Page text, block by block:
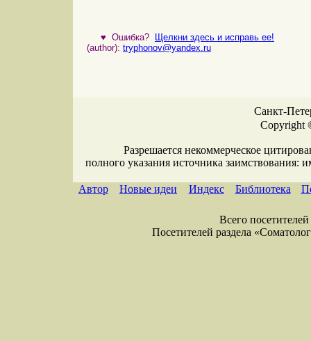
♥ Ошибка?
Щелкни здесь и исправь ее!
(author): tryphonov@yandex.ru
Санкт-
Copyright
Разрешается некоммерческое
полного указания источника заимствования:
Автор Новые идеи Индекс Библиотека
Всего
Посетителей раздела